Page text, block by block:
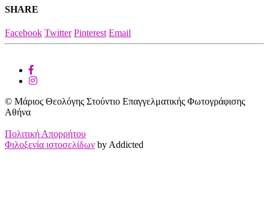
SHARE
Facebook Twitter Pinterest Email
© Μάριος Θεολόγης Στούντιο Επαγγελματικής Φωτογράφισης
Αθήνα
Πολιτική Απορρήτου
Φιλοξενία ιστοσελίδων by Addicted